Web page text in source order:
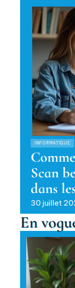
INFORMATIQUE
Scan
dans
30 juillet
En